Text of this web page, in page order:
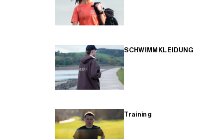
SCHWIMMKLEIDUNG
Training